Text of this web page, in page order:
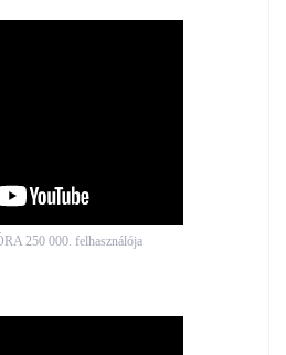
250 000. felhasználója